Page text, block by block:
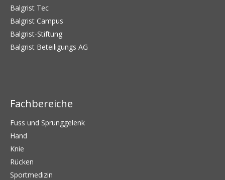
Balgrist Tec
Balgrist Campus
Balgrist-Stiftung
Balgrist Beteiligungs AG
Fachbereiche
Fuss und Sprunggelenk
Hand
Knie
Rücken
Sportmedizin